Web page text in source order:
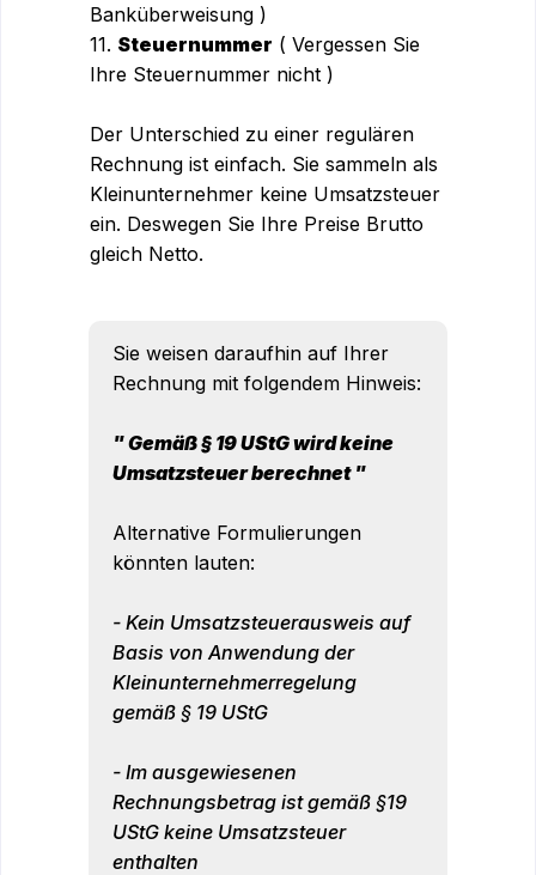
Banküberweisung )
11. Steuernummer ( Vergessen Sie
Ihre Steuernummer nicht )
Der Unterschied zu einer regulären
Rechnung ist einfach. Sie sammeln als
Kleinunternehmer keine Umsatzsteuer
ein. Deswegen Sie Ihre Preise Brutto
gleich Netto.
Sie weisen daraufhin auf Ihrer
Rechnung mit folgendem Hinweis:
" Gemäß § 19 UStG wird keine
Umsatzsteuer berechnet "
Alternative Formulierungen
könnten lauten:
- Kein Umsatzsteuerausweis auf
Basis von Anwendung der
Kleinunternehmerregelung
gemäß § 19 UStG
- Im ausgewiesenen
Rechnungsbetrag ist gemäß §19
UStG keine Umsatzsteuer
enthalten